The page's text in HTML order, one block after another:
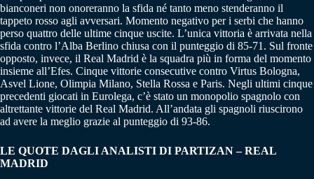
bianconeri non onoreranno la sfida né tanto meno stenderanno il
tappeto rosso agli avversari. Momento negativo per i serbi che hanno
perso quattro delle ultime cinque uscite. L’unica vittoria è arrivata nella
sfida contro l’Alba Berlino chiusa con il punteggio di 85-71. Sul fronte
opposto, invece, il Real Madrid è la squadra più in forma del momento
insieme all’Efes. Cinque vittorie consecutive contro Virtus Bologna,
Asvel Lione, Olimpia Milano, Stella Rossa e Paris. Negli ultimi cinque
precedenti giocati in Eurolega, c’è stato un monopolio spagnolo con
altrettante vittorie del Real Madrid. All’andata gli spagnoli riuscirono
ad avere la meglio grazie al punteggio di 93-86.
LE QUOTE DAGLI ANALISTI DI PARTIZAN – REAL
MADRID